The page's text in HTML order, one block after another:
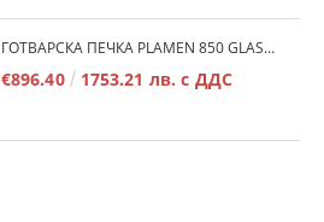
ГОТВАРСКА ПЕЧКА PLAMEN 850 GLAS 11KW
€896.40 1753.21 лв. с ДДС